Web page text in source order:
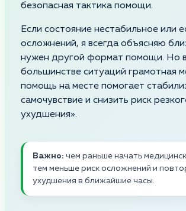
безопасная тактика помощи.
Если состояние нестабильное или
осложнений, я всегда объясняю
нужен другой формат помощи. Но в
большинстве ситуаций грамотная
помощь на месте помогает
самочувствие и снизить риск
ухудшения».
Важно: чем раньше начать
тем меньше риск осложнений и
ухудшения в ближайшие часы.